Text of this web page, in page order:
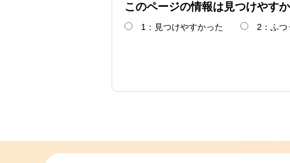
このページの情報は見つけやす
1：見つけやすかった 2：ふつ